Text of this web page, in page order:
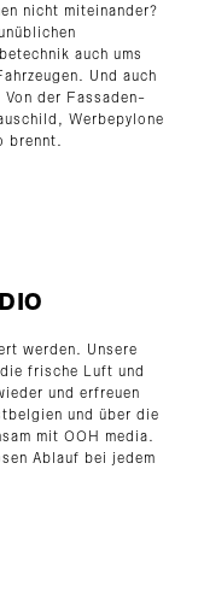
nicht miteinander?
auch ums
Und auch
der Fassaden-
Werbepylone
brennt.
werden. Unsere
frische Luft und
und erfreuen
und über die
mit OOH media.
Ablauf bei jedem